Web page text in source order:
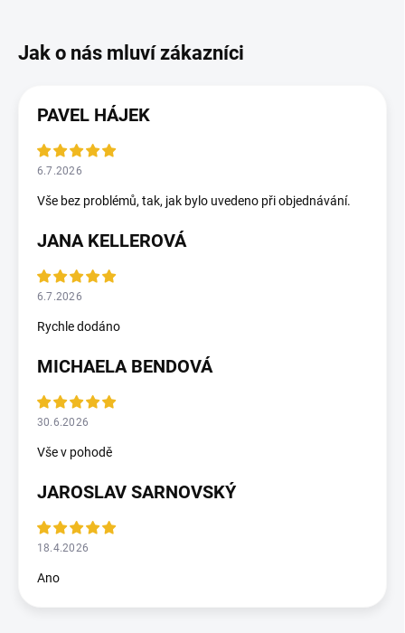
PAVEL HÁJEK
6.7.2026
Vše bez problémů, tak, jak bylo uvedeno při objednávání.
JANA KELLEROVÁ
6.7.2026
Rychle dodáno
MICHAELA BENDOVÁ
30.6.2026
Vše v pohodě
JAROSLAV SARNOVSKÝ
18.4.2026
Ano